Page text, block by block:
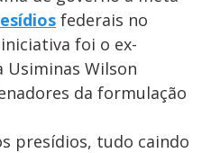
federais no
foi o ex-
Usiminas Wilson
da formulação
presídios, tudo caindo